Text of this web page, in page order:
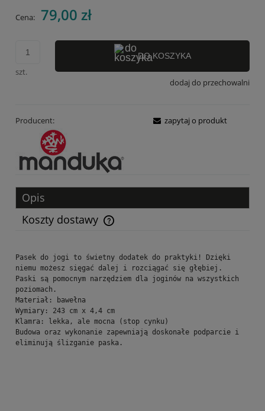
Cena: 79,00 zł
szt.
DO KOSZYKA
dodaj do przechowalni
Producent: zapytaj o produkt
Opis
Koszty dostawy
Cena nie zawiera ewentualnych kosztów płatności
Pasek do jogi to świetny dodatek do praktyki! Dzięki
niemu możesz sięgać dalej i rozciągać się głębiej.
Paski są pomocnym narzędziem dla joginów na wszystkich
poziomach.
Materiał: bawełna
Wymiary: 243 cm x 4,4 cm
Klamra: lekka, ale mocna (stop cynku)
Budowa oraz wykonanie zapewniają doskonałe podparcie i
eliminują ślizganie paska.